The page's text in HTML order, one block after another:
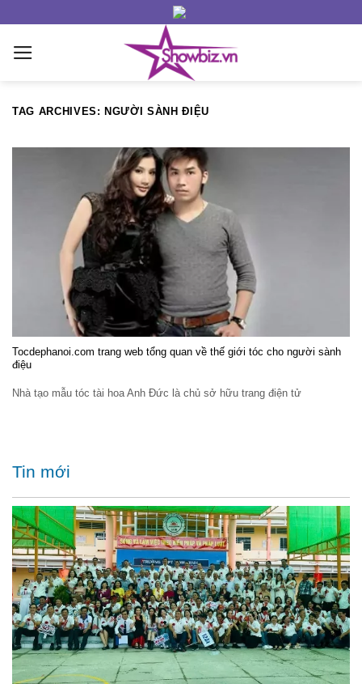
content
TAG ARCHIVES: NGƯỜI SÀNH ĐIỆU
Tocdephanoi.com trang web tổng quan về thế giới tóc cho người sành
điệu
Nhà tạo mẫu tóc tài hoa Anh Đức là chủ sở hữu trang điện tử
Tin mới